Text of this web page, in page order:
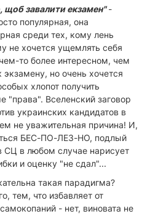
щоб завалити екзамен"-
популярная, она
среди тех, кому лень
не хочется ущемлять себя
то более интересном, чем
экзамену, но очень хочется
хлопот получить
"права". Вселенский заговор
украинских кандидатов в
не уважительная причина! И,
БЕС-ПО-ЛЕЗ-НО, подлый
СЦ в любом случае нарисует
и оценку "не сдал"...
такая парадигма?
тем, что избавляет от
- нет, виновата не